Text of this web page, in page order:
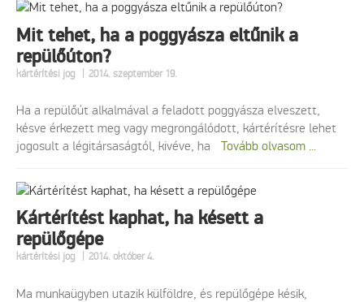
Mit tehet, ha a poggyásza eltűnik a
repülőúton?
kártérítési jog 2014. szeptember 19.
Ha a repülőút alkalmával a feladott poggyásza elveszett,
késve érkezett meg vagy megrongálódott, kártérítésre lehet
jogosult a légitársaságtól, kivéve, ha
Tovább olvasom ...
Kártérítést kaphat, ha késett a
repülőgépe
kártérítési jog 2014. október 4.
Ma munkaügyben utazik külföldre, és repülőgépe késik,